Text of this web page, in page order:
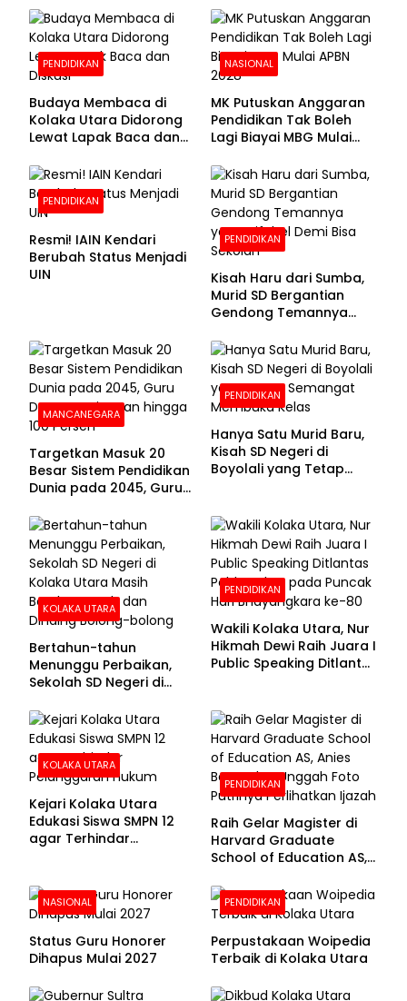
PENDIDIKAN
Budaya Membaca di
Kolaka Utara Didorong
Lewat Lapak Baca dan
NASIONAL
MK Putuskan Anggaran
Pendidikan Tak Boleh
Lagi Biayai MBG Mulai
PENDIDIKAN
Resmi! IAIN Kendari
Berubah Status Menjadi
UIN
PENDIDIKAN
Kisah Haru dari Sumba,
Murid SD Bergantian
Gendong Temannya
Sekolah
MANCANEGARA
Targetkan Masuk 20
Besar Sistem Pendidikan
Dunia pada 2045, Guru
100 Persen
PENDIDIKAN
Hanya Satu Murid Baru,
Kisah SD Negeri di
Boyolali yang Tetap
KOLAKA UTARA
Bertahun-tahun
Menunggu Perbaikan,
Sekolah SD Negeri di
Beralas Tanah dan
Dinding Bolong-bolong
PENDIDIKAN
Wakili Kolaka Utara, Nur
Hikmah Dewi Raih Juara I
Public Speaking Ditlantas
Bhayangkara ke-80
KOLAKA UTARA
Kejari Kolaka Utara
Edukasi Siswa SMPN 12
agar Terhindar
PENDIDIKAN
Raih Gelar Magister di
Harvard Graduate
School of Education AS,
Foto Putrinya Perlihatkan
Ijazah
NASIONAL
Status Guru Honorer
Dihapus Mulai 2027
PENDIDIKAN
Perpustakaan Woipedia
Terbaik di Kolaka Utara